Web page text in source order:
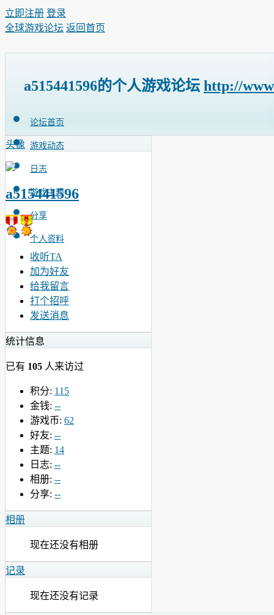
立即注册 登录
全球游戏论坛 返回首页
a515441596的个人游戏论坛 http://
论坛首页
游戏动态
日志
游戏主题
分享
个人资料
头像
a515441596
收听TA
加为好友
给我留言
打个招呼
发送消息
统计信息
已有 105 人来访过
积分: 115
金钱: --
游戏币: 62
好友: --
主题: 14
日志: --
相册: --
分享: --
相册
现在还没有相册
记录
现在还没有记录